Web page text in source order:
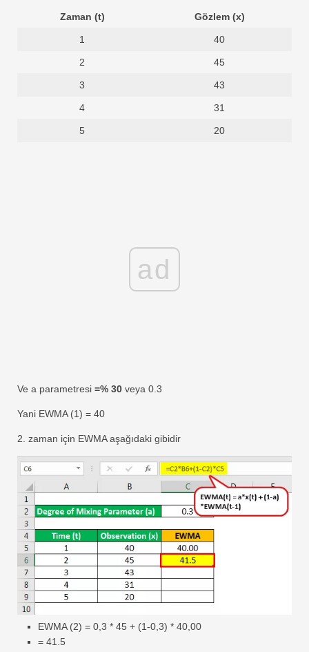
Zaman (t) Gözlem (x)
1 40
2 45
3 43
4 31
5 20
ad
Ve a parametresi =% 30 veya 0.3
Yani EWMA (1) = 40
2. zaman için EWMA aşağıdaki gibidir
EWMA (2) = 0,3 * 45 + (1-0,3) * 40,00
= 41.5